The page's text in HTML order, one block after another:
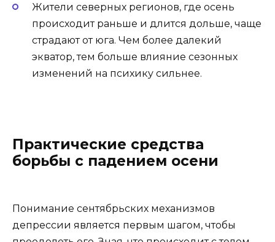
Жители северных регионов, где осень
происходит раньше и длится дольше, чаще
страдают от юга. Чем более далекий
экватор, тем больше влияние сезонных
изменений на психику сильнее.
Практические средства
борьбы с падением осени
Понимание сентябрьских механизмов
депрессии является первым шагом, чтобы